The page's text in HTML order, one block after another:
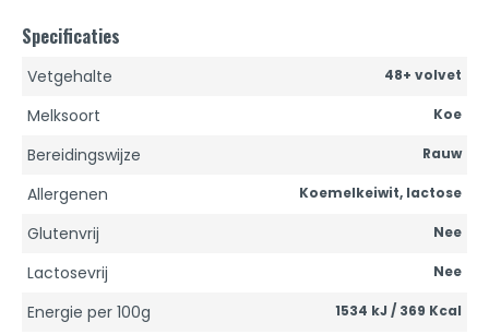
Specificaties
Vetgehalte 48+ volvet
Melksoort Koe
Bereidingswijze Rauw
Allergenen Koemelkeiwit, lactose
Glutenvrij Nee
Lactosevrij Nee
Energie per 100g 1534 kJ / 369 Kcal